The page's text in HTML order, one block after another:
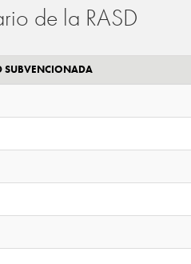
de la RASD
SUBVENCIONADA